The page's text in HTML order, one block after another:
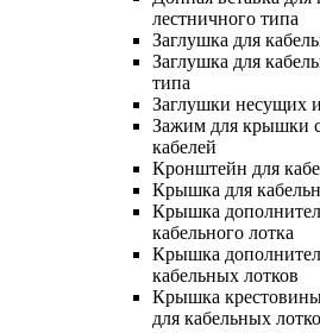
лестничного типа
Заглушка для
Заглушка для
типа
Заглушки несущих
Зажим для крышки
кабелей
Кронштейн для
Крышка для
Крышка
кабельного лотка
Крышка
кабельных лотков
Крышка
для кабельных